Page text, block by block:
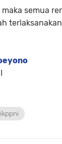
maka semua